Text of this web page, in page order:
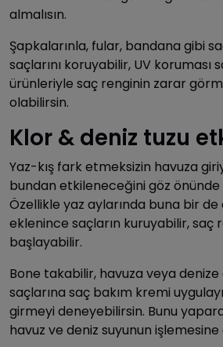
almalısın.
Şapkalarınla, fular, bandana gibi
saçlarını koruyabilir, UV koruması
ürünleriyle saç renginin zarar
olabilirsin.
Klor & deniz tuzu
Yaz-kış fark etmeksizin havuza
bundan etkileneceğini göz önünde
Özellikle yaz aylarında buna bir de
eklenince saçların kuruyabilir, saç
başlayabilir.
Bone takabilir, havuza veya
saçlarına saç bakım kremi
girmeyi deneyebilirsin. Bunu
havuz ve deniz suyunun